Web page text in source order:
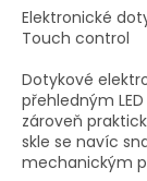
Elektronické
Touch control
Dotykové
přehledným
zároveň
skle se navíc
mechanickým